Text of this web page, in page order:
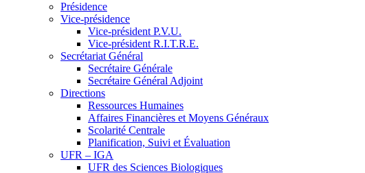
Présidence
Vice-présidence
Vice-président P.V.U.
Vice-président R.I.T.R.E.
Secrétariat Général
Secrétaire Générale
Secrétaire Général Adjoint
Directions
Ressources Humaines
Affaires Financières et Moyens Généraux
Scolarité Centrale
Planification, Suivi et Évaluation
UFR – IGA
UFR des Sciences Biologiques